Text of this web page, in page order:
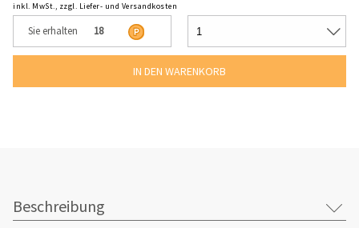
inkl. MwSt., zzgl. Liefer- und Versandkosten
Sie erhalten 18
Beschreibung